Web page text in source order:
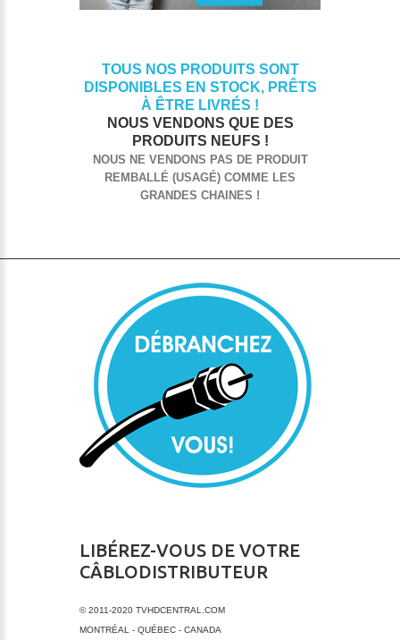
TOUS NOS PRODUITS SONT
DISPONIBLES EN STOCK, PRÊTS
À ÊTRE LIVRÉS !
NOUS VENDONS QUE DES
PRODUITS NEUFS !
NOUS NE VENDONS PAS DE PRODUIT
REMBALLÉ (USAGÉ) COMME LES
GRANDES CHAINES !
LIBÉREZ-VOUS DE VOTRE
CÂBLODISTRIBUTEUR
© 2011-2020 TVHDCENTRAL.COM
MONTRÉAL - QUÉBEC - CANADA